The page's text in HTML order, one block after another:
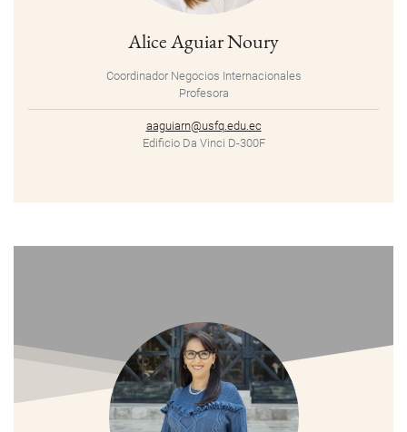
Alice Aguiar Noury
Coordinador Negocios Internacionales
Profesora
aaguiarn@usfq.edu.ec
Edificio Da Vinci D-300F